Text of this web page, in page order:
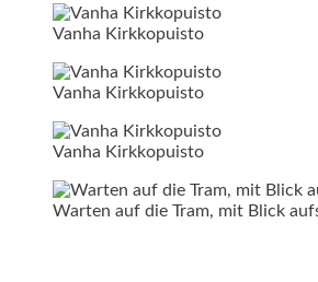
Vanha Kirkkopuisto
Vanha Kirkkopuisto
Vanha Kirkkopuisto
Warten auf die Tram, mit Blick